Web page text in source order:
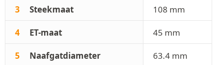
3 Steekmaat 108 mm
4 ET-maat 45 mm
5 Naafgatdiameter 63.4 mm